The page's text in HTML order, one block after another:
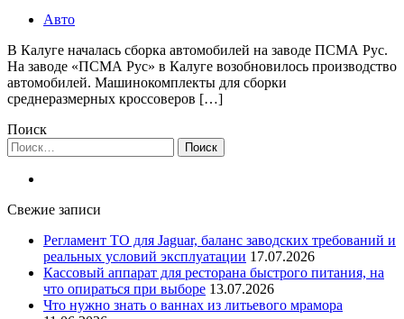
Авто
В Калуге началась сборка автомобилей на заводе ПСМА Рус.
На заводе «ПСМА Рус» в Калуге возобновилось производство
автомобилей. Машинокомплекты для сборки
среднеразмерных кроссоверов […]
Поиск
Найти:
Свежие записи
Регламент ТО для Jaguar, баланс заводских требований и
реальных условий эксплуатации 17.07.2026
Кассовый аппарат для ресторана быстрого питания, на
что опираться при выборе 13.07.2026
Что нужно знать о ваннах из литьевого мрамора